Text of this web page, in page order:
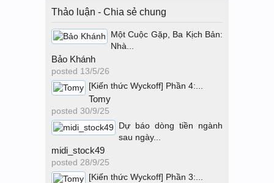
Thảo luận - Chia sẻ chung
Một Cuộc Gặp, Ba Kịch Bản:
Nhà...
Bảo Khánh
posted 13/5/26
[Kiến thức Wyckoff] Phần 4:...
Tomy
posted 30/9/25
Dự báo dòng tiền ngành
sau ngày...
midi_stock49
posted 28/9/25
[Kiến thức Wyckoff] Phần 3:...